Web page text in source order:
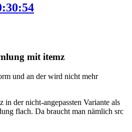
mit itemz
und an der wird nicht mehr
der nicht-angepassten Variante als
flach. Da braucht man nämlich src